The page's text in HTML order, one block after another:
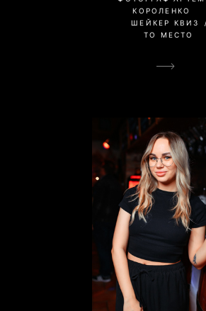
КОРОЛЕНКО
ШЕЙКЕР КВИЗ
ТО МЕСТО